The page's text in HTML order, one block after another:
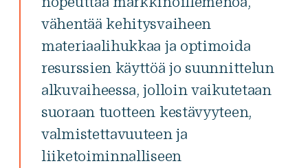
vähentää kehitysvaiheen
materiaalihukkaa ja optimoida
resurssien käyttöä jo suunnittelun
alkuvaiheessa, jolloin vaikutetaan
suoraan tuotteen kestävyyteen,
valmistettavuuteen ja
liiketoiminnalliseen